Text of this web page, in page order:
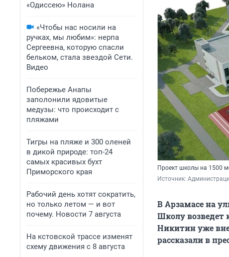
«Одиссею» Нолана
«Чтобы нас носили на
ручках, мы любим»: нерпа
Сергеевна, которую спасли
бельком, стала звездой Сети.
Видео
Побережье Анапы
заполонили ядовитые
медузы: что происходит с
пляжами
Тигры на пляже и 300 оленей
в дикой природе: топ-24
самых красивых бухт
Приморского края
Рабочий день хотят сократить,
но только летом — и вот
почему. Новости 7 августа
На кстовской трассе изменят
схему движения с 8 августа
Проект школы на 1500
Источник:
В Арзамасе на
Школу возведет
Никитин уже
рассказали в